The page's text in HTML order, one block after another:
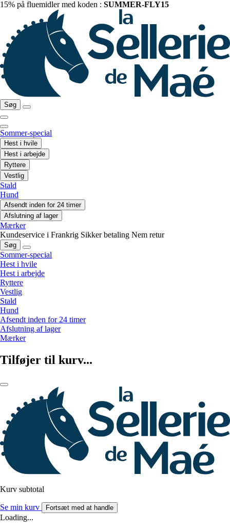
15% på fluemidler med koden : SUMMER-FLY15
Søg
Sommer-special
Hest i hvile
Hest i arbejde
Ryttere
Vestlig
Stald
Hund
Afsendt inden for 24 timer
Afslutning af lager
Mærker
Kundeservice i Frankrig Sikker betaling Nem retur
Søg
Sommer-special
Hest i hvile
Hest i arbejde
Ryttere
Vestlig
Stald
Hund
Afsendt inden for 24 timer
Afslutning af lager
Mærker
Tilføjer til kurv...
Kurv subtotal
Se min kurv Fortsæt med at handle
Loading...